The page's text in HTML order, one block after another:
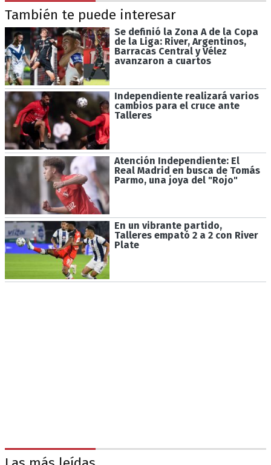
También te puede interesar
Se definió la Zona A de la Copa
de la Liga: River, Argentinos,
Barracas Central y Vélez
avanzaron a cuartos
Independiente realizará varios
cambios para el cruce ante
Talleres
Atención Independiente: El
Real Madrid en busca de Tomás
Parmo, una joya del "Rojo"
En un vibrante partido,
Talleres empató 2 a 2 con River
Plate